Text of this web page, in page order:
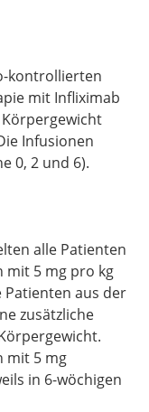
kontrollierten
mit Infliximab
Infusionen
0, 2 und 6).
alle Patienten
mit 5 mg pro kg
Patienten aus der
zusätzliche
mit 5 mg
in 6-wöchigen